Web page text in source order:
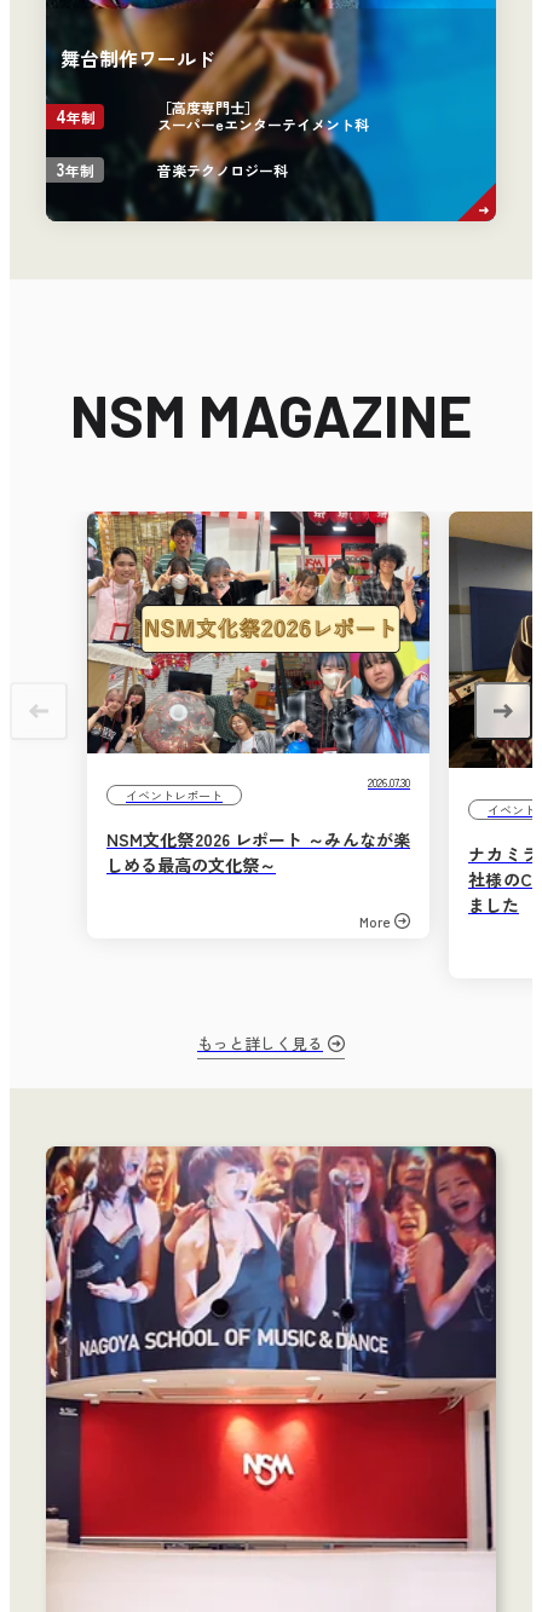
舞台制作ワールド
4年制
［高度専門士］
スーパーeエンターテイメント科
3年制 音楽テクノロジー科
NSM MAGAZINE
イベントレポート
2026.07.30
NSM文化祭2026 レポート ～みんなが楽
しめる最高の文化祭～
More
イベント
ナカミ
社様の
ました
もっと詳しく見る